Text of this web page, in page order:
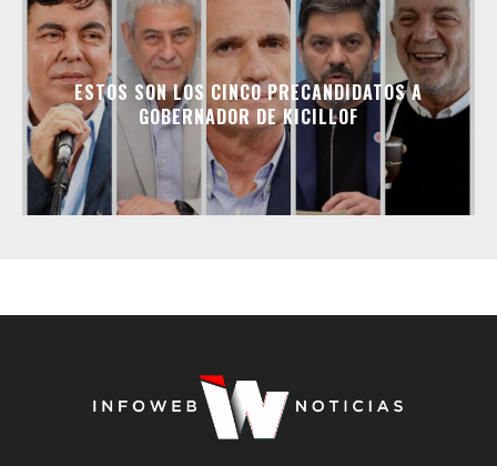
ESTOS SON LOS CINCO PRECANDIDATOS A
GOBERNADOR DE KICILLOF